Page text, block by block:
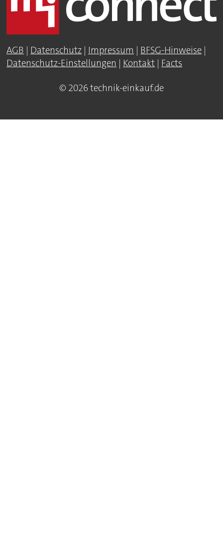
AGB | Datenschutz | Impressum | BFSG-Hinweise |
Datenschutz-Einstellungen | Kontakt | Facts
© 2026 technik-einkauf.de